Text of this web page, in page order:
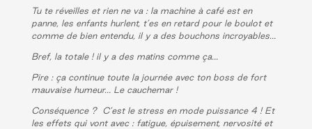
Tu te réveilles et rien ne va : la machine à café est en
panne, les enfants hurlent, t’es en retard pour le boulot et
comme de bien entendu, il y a des bouchons incroyables…
Bref, la totale ! il y a des matins comme ça…
Pire : ça continue toute la journée avec ton boss de fort
mauvaise humeur… Le cauchemar !
Conséquence ? C’est le stress en mode puissance 4 ! Et
les effets qui vont avec : fatigue, épuisement, nervosité et